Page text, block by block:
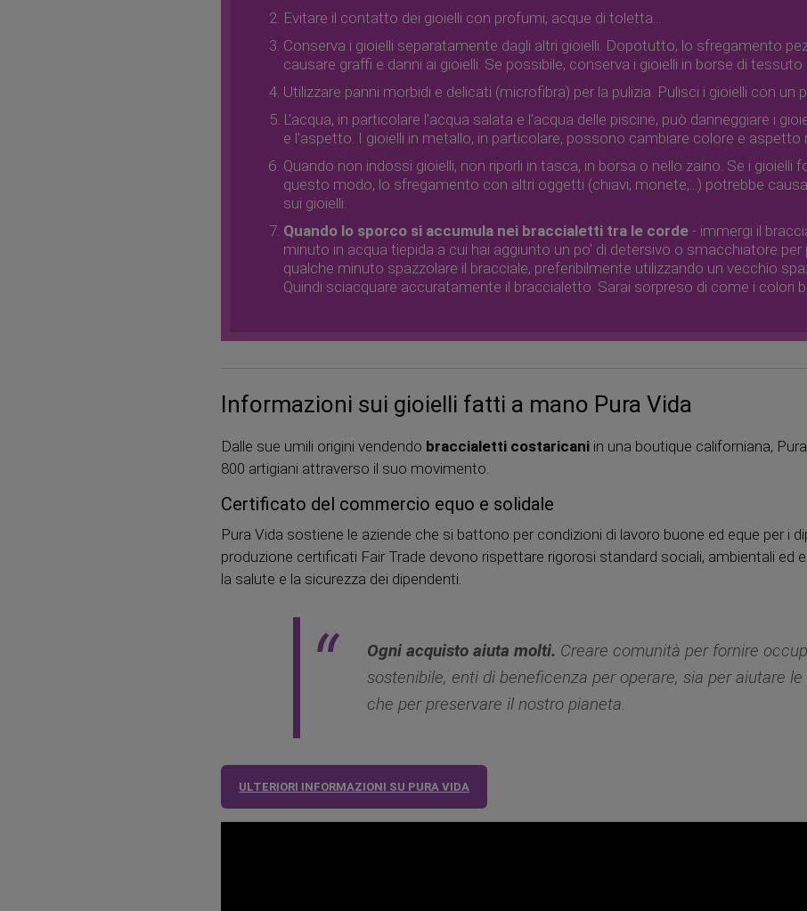
Evitare il contatto dei gioielli con profumi, acque di toletta...
Conserva i gioielli separatamente dagli altri gioielli. Dopotutto, lo sfregamento
causare graffi e danni ai gioielli. Se possibile, conserva i gioielli in borse di tessuto
Utilizzare panni morbidi e delicati (microfibra) per la pulizia. Pulisci i gioielli con un
L'acqua, in particolare l'acqua salata e l'acqua delle piscine, può danneggiare i
e l'aspetto. I gioielli in metallo, in particolare, possono cambiare colore e aspetto
Quando non indossi gioielli, non riporli in tasca, in borsa o nello zaino. Se i gioielli
questo modo, lo sfregamento con altri oggetti (chiavi, monete,...) potrebbe
sui gioielli.
Quando lo sporco si accumula nei braccialetti tra le corde - immergi il
minuto in acqua tiepida a cui hai aggiunto un po' di detersivo o smacchiatore per
qualche minuto spazzolare il bracciale, preferibilmente utilizzando un vecchio
Quindi sciacquare accuratamente il braccialetto. Sarai sorpreso di come i colori
Informazioni sui gioielli fatti a mano Pura Vida
Dalle sue umili origini vendendo braccialetti costaricani in una boutique californiana,
800 artigiani attraverso il suo movimento.
Certificato del commercio equo e solidale
Pura Vida sostiene le aziende che si battono per condizioni di lavoro buone ed eque per i
produzione certificati Fair Trade devono rispettare rigorosi standard sociali, ambientali ed
la salute e la sicurezza dei dipendenti.
Ogni acquisto aiuta molti. Creare comunità per fornire
sostenibile, enti di beneficenza per operare, sia per aiutare le
che per preservare il nostro pianeta.
ULTERIORI INFORMAZIONI SU PURA VIDA